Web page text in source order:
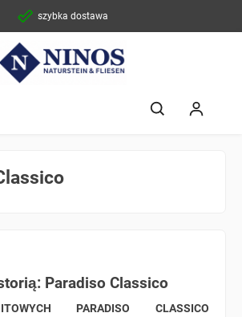
szybka dostawa
Paradiso Classico
PARADISO CLASSICO